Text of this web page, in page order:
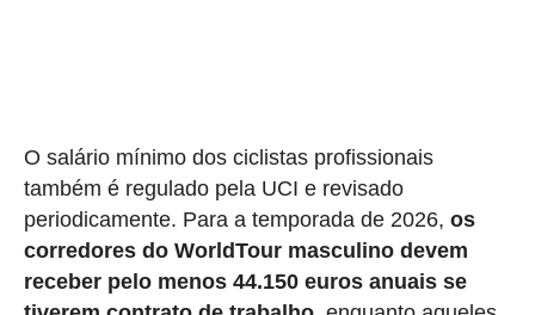
O salário mínimo dos ciclistas profissionais
também é regulado pela UCI e revisado
periodicamente. Para a temporada de 2026, os
corredores do WorldTour masculino devem
receber pelo menos 44.150 euros anuais se